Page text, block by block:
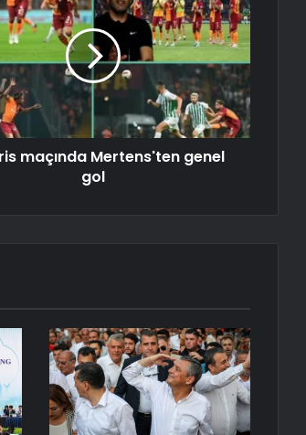
maçında Mertens'ten genel
gol